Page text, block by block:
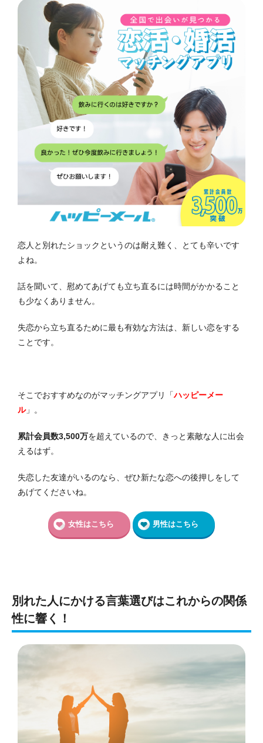
恋人と別れたショックというのは耐え難く、とても辛いです
よね。
話を聞いて、慰めてあげても立ち直るには時間がかかること
も少なくありません。
失恋から立ち直るために最も有効な方法は、新しい恋をする
ことです。
そこでおすすめなのがマッチングアプリ「ハッピーメー
ル」。
累計会員数3,500万を超えているので、きっと素敵な人に出会
えるはず。
失恋した友達がいるのなら、ぜひ新たな恋への後押しをして
あげてくださいね。
女性はこちら 男性はこちら
別れた人にかける言葉選びはこれからの関係
性に響く！